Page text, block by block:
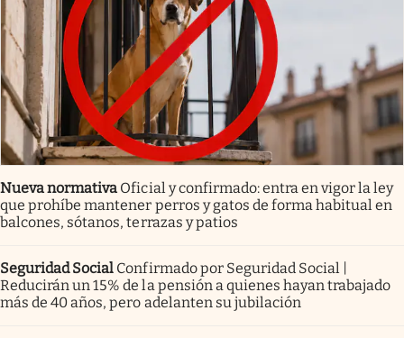
Nueva normativa Oficial y confirmado: entra en vigor la ley
que prohíbe mantener perros y gatos de forma habitual en
balcones, sótanos, terrazas y patios
Seguridad Social Confirmado por Seguridad Social |
Reducirán un 15% de la pensión a quienes hayan trabajado
más de 40 años, pero adelanten su jubilación